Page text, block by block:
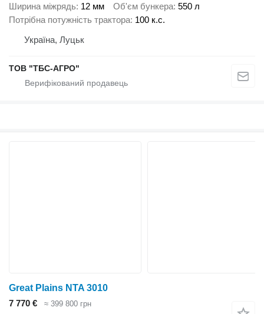
Ширина міжрядь 12 мм Об'єм бункера 550 л
Потрібна потужність трактора 100 к.с.
Україна, Луцьк
ТОВ "ТБС-АГРО"
Great Plains NTA 3010
7 770 €
≈ 399 800 грн